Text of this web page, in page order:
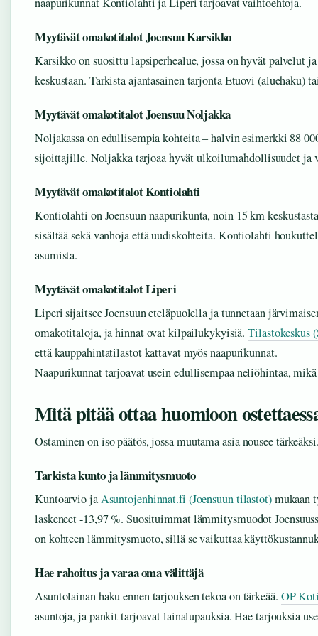
Myytävät omakotitalot Joensuu Karsikko
Karsikko on suosittu lapsiperhealue, jossa on hyvät palvelut
keskustaan. Tarkista ajantasainen tarjonta Etuovi (aluehaku)
Myytävät omakotitalot Joensuu Noljakka
Noljakassa on edullisempia kohteita – halvin esimerkki 88
sijoittajille. Noljakka tarjoaa hyvät ulkoilumahdollisuudet ja
Myytävät omakotitalot Kontiolahti
Kontiolahti on Joensuun naapurikunta, noin 15 km
sisältää sekä vanhoja että uudiskohteita. Kontiolahti
asumista.
Myytävät omakotitalot Liperi
Liperi sijaitsee Joensuun eteläpuolella ja tunnetaan
omakotitaloja, ja hinnat ovat kilpailukykyisiä.Tilastokeskus
että kauppahintatilastot kattavat myös naapurikunnat.
Naapurikunnat tarjoavat usein edullisempaa neliöhintaa,
Mitä pitää ottaa huomioon
Ostaminen on iso päätös, jossa muutama asia nousee
Tarkista kunto ja lämmitysmuoto
Kuntoarvio jaAsuntojenhinnat.fi (Joensuun tilastot)mukaan
laskeneet -13,97 %. Suosituimmat lämmitysmuodot
on kohteen lämmitysmuoto, sillä se vaikuttaa
Hae rahoitus ja varaa oma välittäjä
Asuntolainan haku ennen tarjouksen tekoa on tärkeää. OP-
asuntoja, ja pankit tarjoavat lainalupauksia. Hae tarjouksia